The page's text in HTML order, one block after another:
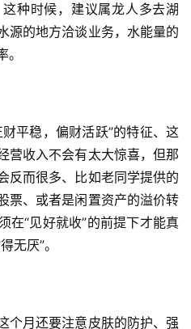
种时候，建议属龙人多去湖
源的地方洽谈业务，水能量的
平稳，偏财活跃”的特征、这
营收入不会有太大惊喜，但那
反而很多、比如老同学提供的
票、或者是闲置资产的溢价转
在“见好就收”的前提下才能真
无厌”。
个月还要注意皮肤的防护、强